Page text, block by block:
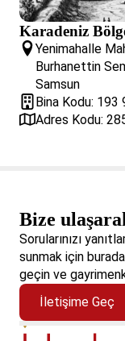
Karadeniz
Yenimahalle
Burhanettin
Samsun
Bina Kodu: 193
Adres Kodu:
Bize
Sorularınızı
sunmak için
geçin ve
İletişime Geç